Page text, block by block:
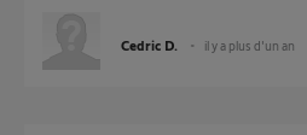
Cedric D. il y a plus d'un an